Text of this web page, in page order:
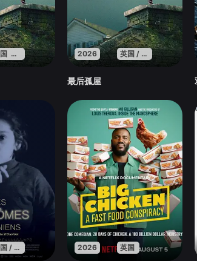
美国 英国 法国 2026 英国 / 法国 / 美国
最后孤屋
法国 / 亚美尼亚 / 卡塔尔 2026 英国